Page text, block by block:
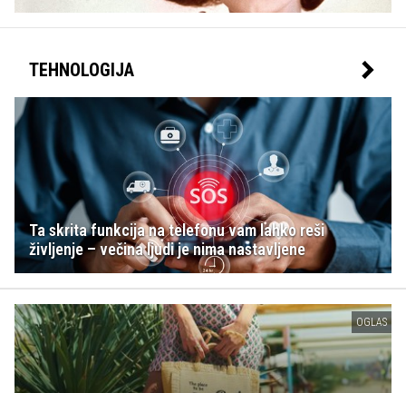
TEHNOLOGIJA
Ta skrita funkcija na telefonu vam lahko reši
življenje – večina ljudi je nima nastavljene
OGLAS